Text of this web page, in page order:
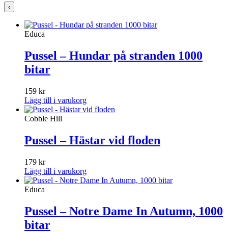
‹
Educa
Pussel – Hundar på stranden 1000
bitar
159 kr
Lägg till i varukorg
Cobble Hill
Pussel – Hästar vid floden
179 kr
Lägg till i varukorg
Educa
Pussel – Notre Dame In Autumn, 1000
bitar